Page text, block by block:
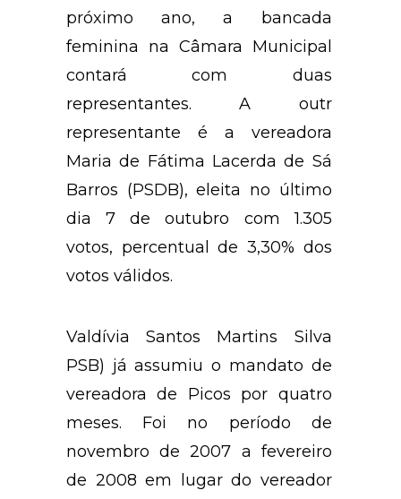
próximo ano, a bancada
feminina na Câmara Municipal
contará com duas
representantes. A outr
representante é a vereadora
Maria de Fátima Lacerda de Sá
Barros (PSDB), eleita no último
dia 7 de outubro com 1.305
votos, percentual de 3,30% dos
votos válidos.
Valdívia Santos Martins Silva
PSB) já assumiu o mandato de
vereadora de Picos por quatro
meses. Foi no período de
novembro de 2007 a fevereiro
de 2008 em lugar do vereador